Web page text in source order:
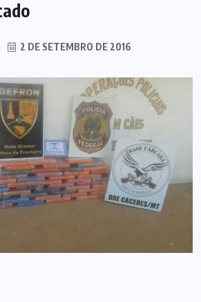
2 DE SETEMBRO DE 2016